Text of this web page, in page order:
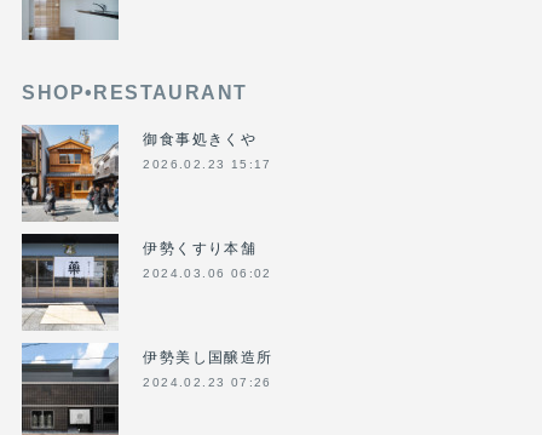
SHOP•RESTAURANT
御食事処きくや
2026.02.23 15:17
伊勢くすり本舗
2024.03.06 06:02
伊勢美し国醸造所
2024.02.23 07:26